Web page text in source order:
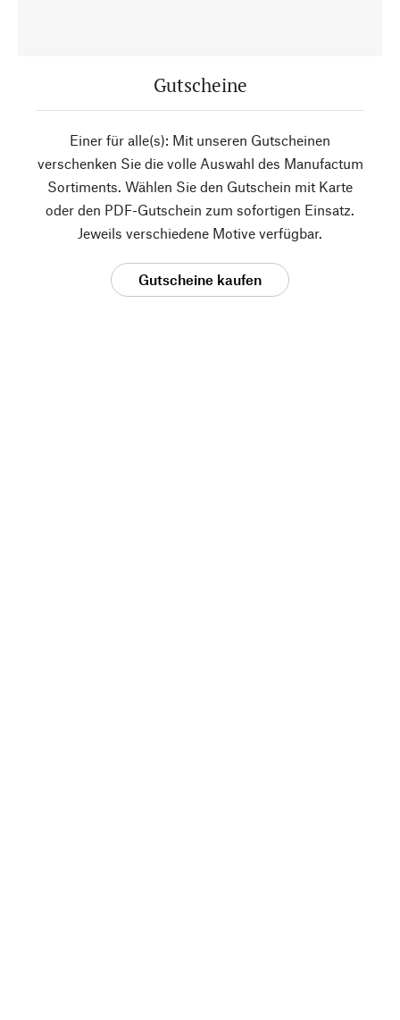
Gutscheine
Einer für alle(s): Mit unseren Gutscheinen
verschenken Sie die volle Auswahl des Manufactum
Sortiments. Wählen Sie den Gutschein mit Karte
oder den PDF-Gutschein zum sofortigen Einsatz.
Jeweils verschiedene Motive verfügbar.
Gutscheine kaufen